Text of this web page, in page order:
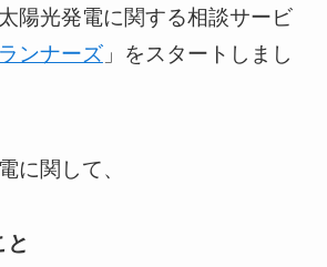
陽光発電に関する相談サービ
ンナーズ」をスタートしまし
に関して、
と